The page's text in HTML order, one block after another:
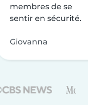
membres de se
sentir en sécurité.
Giovanna